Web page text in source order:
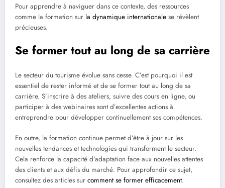
Pour apprendre à naviguer dans ce contexte, des ressources
comme la formation sur la dynamique internationale se révèlent
précieuses.
Se former tout au long de sa carrière
Le secteur du tourisme évolue sans cesse. C’est pourquoi il est
essentiel de rester informé et de se former tout au long de sa
carrière. S’inscrire à des ateliers, suivre des cours en ligne, ou
participer à des webinaires sont d’excellentes actions à
entreprendre pour développer continuellement ses compétences.
En outre, la formation continue permet d’être à jour sur les
nouvelles tendances et technologies qui transforment le secteur.
Cela renforce la capacité d’adaptation face aux nouvelles attentes
des clients et aux défis du marché. Pour approfondir ce sujet,
consultez des articles sur comment se former efficacement.